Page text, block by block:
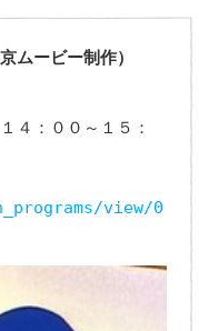
ムービー制作）
：００～１５：
view/0